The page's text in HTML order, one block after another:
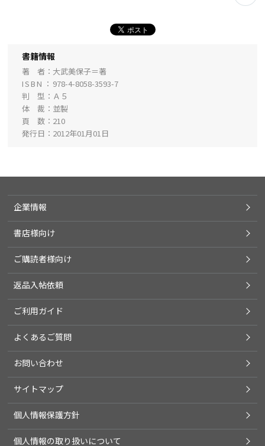
書籍情報
著 者
大武美保子＝著
ISBN
978-4-8058-3593-7
判 型
Ａ５
体 裁
並製
頁 数
210
発行日
2012年01月01日
企業情報
書店様向け
ご購読者様向け
返品入帖依頼
ご利用ガイド
よくあるご質問
お問い合わせ
サイトマップ
個人情報保護方針
個人情報の取り扱いについて